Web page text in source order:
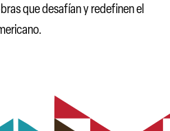
que desafían y redefinen el